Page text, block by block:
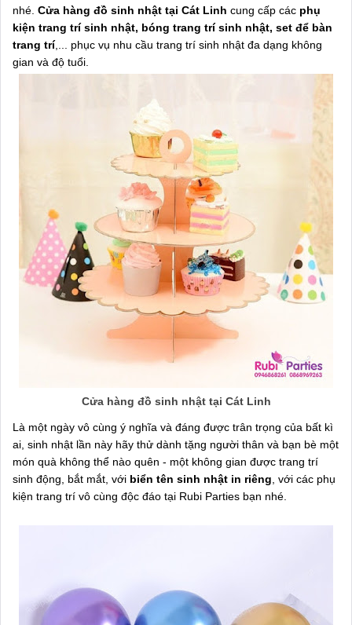
nhé. Cửa hàng đồ sinh nhật tại Cát Linh cung cấp các phụ
kiện trang trí sinh nhật, bóng trang trí sinh nhật, set để bàn
trang trí,... phục vụ nhu cầu trang trí sinh nhật đa dạng không
gian và độ tuổi.
Cửa hàng đồ sinh nhật tại Cát Linh
Là một ngày vô cùng ý nghĩa và đáng được trân trọng của bất kì
ai, sinh nhật lần này hãy thử dành tặng người thân và bạn bè một
món quà không thể nào quên - một không gian được trang trí
sinh động, bắt mắt, với biển tên sinh nhật in riêng , với các phụ
kiện trang trí vô cùng độc đáo tại Rubi Parties bạn nhé.